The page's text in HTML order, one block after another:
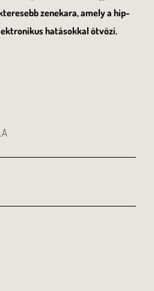
zenekara, amely a hip-
hatásokkal ötvözi.